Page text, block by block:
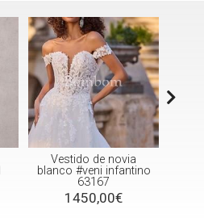
Vestido de novia
blanco #veni infantino
63167
1450,00€